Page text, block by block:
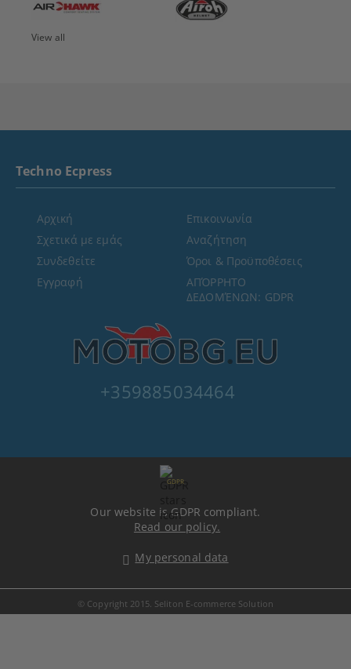
View all
+359885034464
Techno Ecpress
Αρχική
Σχετικά με εμάς
Συνδεθείτε
Εγγραφή
Επικοινωνία
Αναζήτηση
Όροι & Προϋποθέσεις
ΑΠΌΡΡΗΤΟ
ΔΕΔΟΜΈΝΩΝ: GDPR
GDPR
Our website is GDPR compliant.
Read our policy.
My personal data
© Copyright 2015. Seliton E-commerce Solution